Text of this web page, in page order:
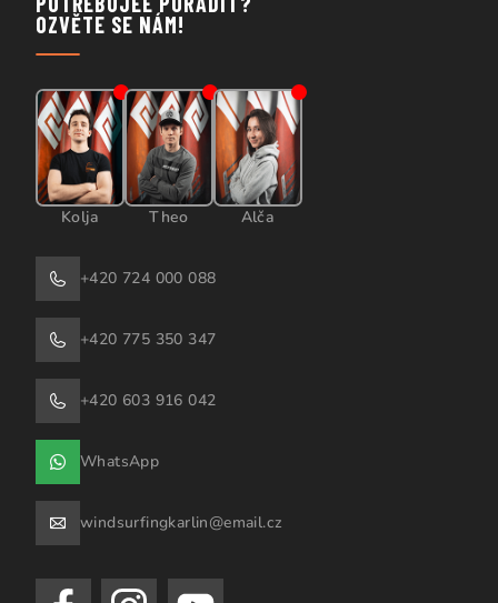
OZVĚTE SE NÁM!
Kolja Theo Alča
+420 724 000 088
+420 775 350 347
+420 603 916 042
WhatsApp
windsurfingkarlin@email.cz